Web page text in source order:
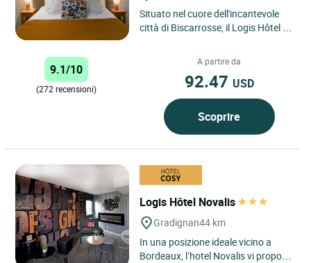
Situato nel cuore dell'incantevole
città di Biscarrosse, il Logis Hôtel Le
9.1/10
(272 recensioni)
A partire da
92.47 USD
Scoprire
Logis Hôtel Novalis
Gradignan44 km
In una posizione ideale vicino a
Bordeaux, l’hotel Novalis vi propone